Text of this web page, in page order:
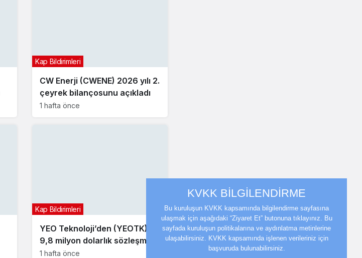
CW Enerji (CWENE) 2026 yılı 2.
çeyrek bilançosunu açıkladı
Kap Bildirimleri
1 hafta önce
YEO Teknoloji’den (YEOTK)
9,8 milyon dolarlık sözleşme
Kap Bildirimleri
1 hafta önce
KVKK BİLGİLENDİRME
Bu kuruluşun KVKK kapsamında bilgilendirme sayfasına
ulaşmak için aşağıdaki “Ziyaret Et” butonuna tıklayınız. Bu
sayfada kuruluşun politikalarına ve aydınlatma metinlerine
ulaşabilirsiniz. KVKK kapsamında işlenen verileriniz için
başvuruda bulunabilirsiniz.